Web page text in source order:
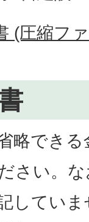
(圧縮フ
略でき
さい。
してい